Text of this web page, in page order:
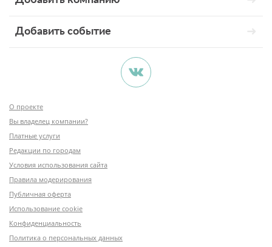
Добавить событие
О проекте
Вы владелец компании?
Платные услуги
Редакции по городам
Условия использования сайта
Правила модерирования
Публичная оферта
Использование cookie
Конфиденциальность
Политика о персональных данных